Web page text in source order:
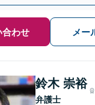
合わせ メー
鈴木 崇裕
弁護士